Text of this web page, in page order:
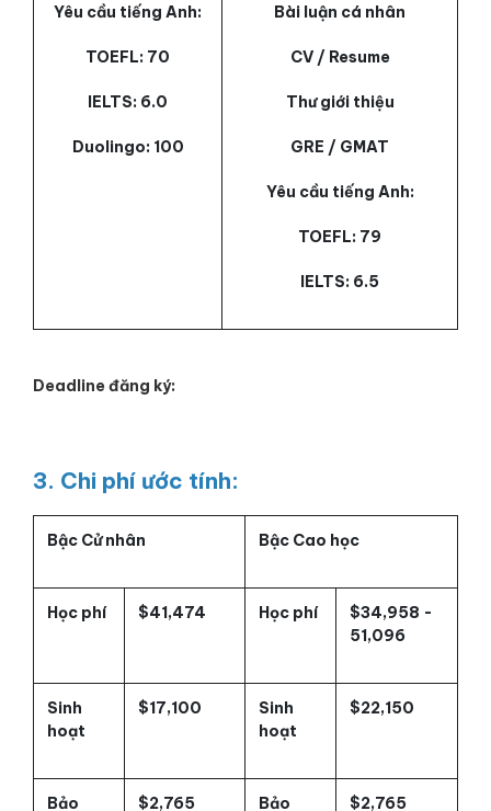
Yêu cầu tiếng Anh:
TOEFL: 70
IELTS: 6.0
Duolingo: 100
Bài luận cá nhân
CV / Resume
Thư giới thiệu
GRE / GMAT
Yêu cầu tiếng Anh:
TOEFL: 79
IELTS: 6.5
Deadline đăng ký:
3. Chi phí ước tính:
Bậc Cử nhân Bậc Cao học
Học phí $41,474 Học phí
$34,958 -
51,096
Sinh
hoạt
$17,100
Sinh
hoạt
$22,150
Bảo $2,765 Bảo $2,765